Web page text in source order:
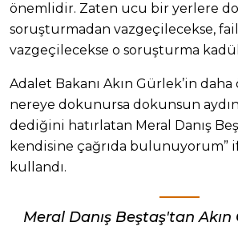
önemlidir. Zaten ucu bir yerlere
soruşturmadan vazgeçilecekse,
vazgeçilecekse o soruşturma
Adalet Bakanı Akın Gürlek’in daha
nereye dokunursa dokunsun
dediğini hatırlatan Meral Danış
kendisine çağrıda bulunuyorum”
kullandı.
Meral Danış Beştaş'tan Akın